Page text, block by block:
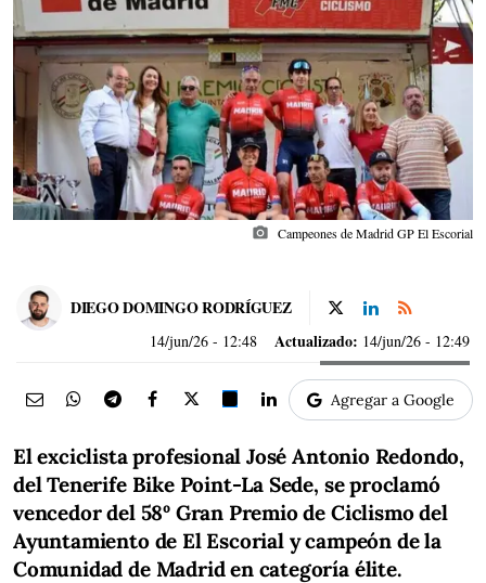
photo_camera Campeones de Madrid GP El Escorial
DIEGO DOMINGO RODRÍGUEZ
14/jun/26 - 12:48 Actualizado: 14/jun/26 - 12:49
Agregar a Google
El exciclista profesional José Antonio Redondo,
del Tenerife Bike Point-La Sede, se proclamó
vencedor del 58º Gran Premio de Ciclismo del
Ayuntamiento de El Escorial y campeón de la
Comunidad de Madrid en categoría élite.